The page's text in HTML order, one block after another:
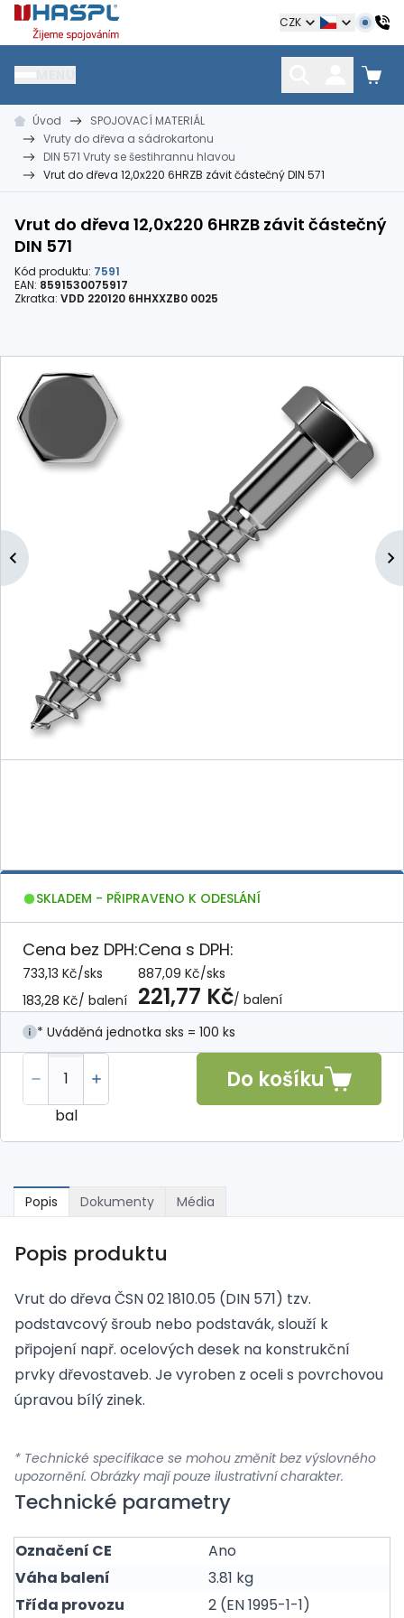
Hašpl CZK
HŘEBÍKY
kramle
SPOJOVACÍ MATERIÁL
vruty, šrouby, matice
Úvod
SPOJOVACÍ MATERIÁL
Vruty do dřeva a sádrokartonu
DIN 571 Vruty se šestihrannu hlavou
Vrut do dřeva 12,0x220 6HRZB závit částečný DIN 571
Vrut do dřeva 12,0x220 6HRZB závit částečný
DIN 571
Kód produktu: 7591
EAN: 8591530075917
Zkratka: VDD 220120 6HHXXZB0 0025
SKLADEM - PŘIPRAVENO K ODESLÁNÍ
Cena bez DPH:
733,13 Kč/sks
183,28 Kč/ balení
Cena s DPH:
887,09 Kč/sks
221,77 Kč/ balení
* Uváděná jednotka sks = 100 ks
bal
Do košíku
Popis Dokumenty Média
Popis produktu
Vrut do dřeva ČSN 02 1810.05 (DIN 571) tzv.
podstavcový šroub nebo podstavák, slouží k
připojení např. ocelových desek na konstrukční
prvky dřevostaveb. Je vyroben z oceli s povrchovou
úpravou bílý zinek.
* Technické specifikace se mohou změnit bez výslovného
upozornění. Obrázky mají pouze ilustrativní charakter.
Technické parametry
Označení CE
Ano
Váha balení
3.81 kg
Třída provozu
2 (EN 1995-1-1)